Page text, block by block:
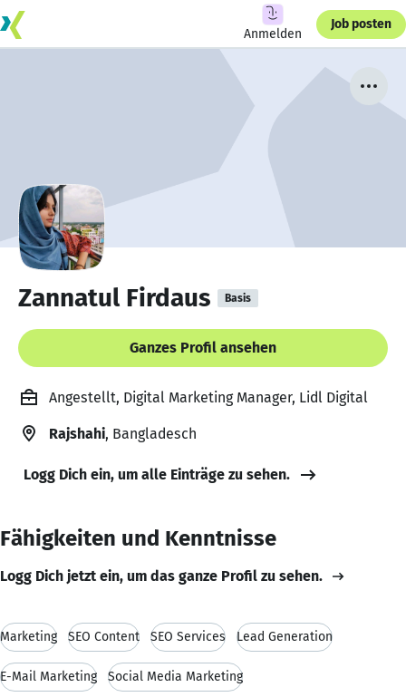
Anmelden
Job posten
Zannatul Firdaus Basis
Ganzes Profil ansehen
Angestellt, Digital Marketing Manager, Lidl Digital
Rajshahi, Bangladesch
Logg Dich ein, um alle Einträge zu sehen.
Fähigkeiten und Kenntnisse
Logg Dich jetzt ein, um das ganze Profil zu sehen.
Marketing SEO Content SEO Services Lead Generation
E-Mail Marketing Social Media Marketing